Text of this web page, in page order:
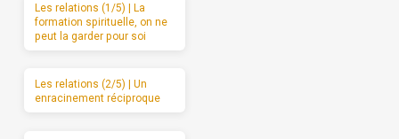
Les relations (1/5) | La
formation spirituelle, on ne
peut la garder pour soi
Les relations (2/5) | Un
enracinement réciproque